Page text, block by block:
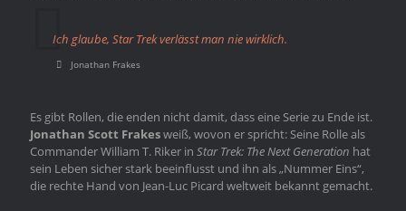
Ich glaube, Star Trek verlässt man nie wirklich.
Jonathan Frakes
Es gibt Rollen, die enden nicht damit, dass eine Serie zu Ende ist.
Jonathan Scott Frakesweiß, wovon er spricht: Seine Rolle als
Commander William T. Riker in Star Trek: The Next Generation hat
sein Leben sicher stark beeinflusst und ihn als „Nummer Eins“,
die rechte Hand von Jean-Luc Picard weltweit bekannt gemacht.